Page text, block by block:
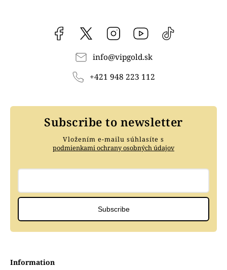
Facebook vipgoldsk Instagram YouTube
info@vipgold.sk
+421 948 223 112
Information
Subscribe to newsletter
Vložením e-mailu súhlasíte s
podmienkami ochrany osobných údajov
Subscribe